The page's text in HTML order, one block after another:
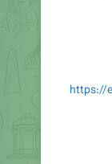
https://